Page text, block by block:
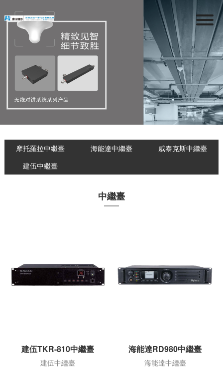
摩托羅拉中繼臺 海能達中繼臺
威泰克斯中繼臺
建伍中繼臺
中繼臺
建伍TKR-810中繼臺
建伍中繼臺
海能達RD980中繼臺
海能達中繼臺